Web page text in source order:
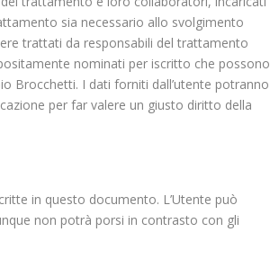
sia necessario allo svolgimento
trattati da responsabili del trattamento
nominati per iscritto che possono
Brocchetti. I dati forniti dall’utente potranno
per far valere un giusto diritto della
in questo documento. L’Utente può
non potrà porsi in contrasto con gli